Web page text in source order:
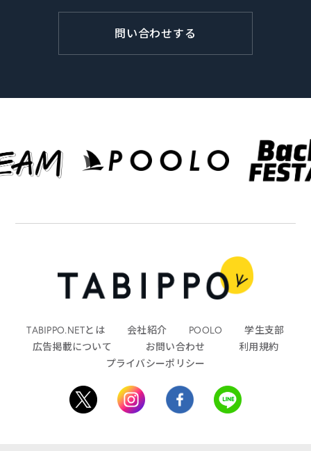
問い合わせする
TABIPPO.NETとは 会社紹介 POOLO
学生支部
広告掲載について
お問い合わせ
利用規約
プライバシーポリシー